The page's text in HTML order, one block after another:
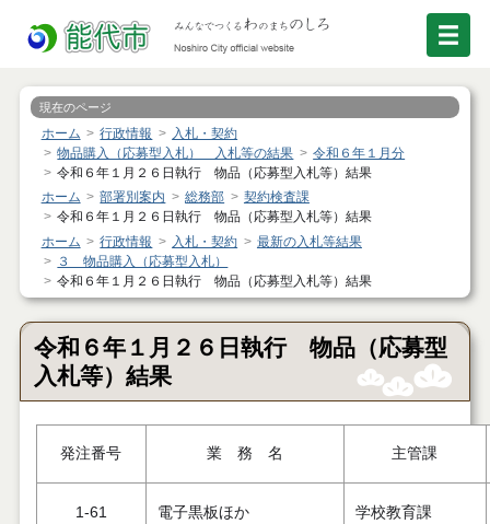
現在のページ
ホーム 行政情報
入札・契約
物品購入（応募型入札） 入札等の結果
令和６年１月分
令和６年１月２６日執行 物品（応募型入札等）結果
ホーム
部署別案内 総務部
契約検査課
令和６年１月２６日執行 物品（応募型入札等）結果
ホーム
行政情報 入札・契約
最新の入札等結果
３ 物品購入（応募型入札）
令和６年１月２６日執行 物品（応募型入札等）結果
令和６年１月２６日執行 物品（応募型
入札等）結果
発注番号 業 務 名 主管課
1-61 電子黒板ほか 学校教育課